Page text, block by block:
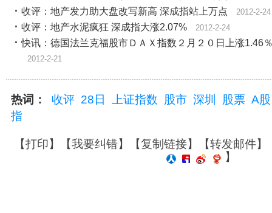
收评：地产发力助大盘改写新高 深成指站上万点 2012-2-24
收评：地产水泥疯狂 深成指大涨2.07% 2012-2-24
快讯：德国法兰克福股市ＤＡＸ指数２月２０日上涨1.46
2012-2-21
热词： 收评 28日 上证指数 股市 深圳 股票 A股
指
【打印】【我要纠错】【复制链接】【转发邮件】
】